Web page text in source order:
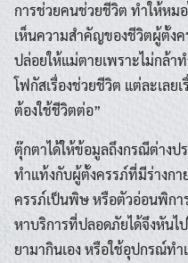
การช่วยคนช่วยชีวิต ทำให้หม
เห็นความสำคัญของชีวิตผู้ตั้ง
ปล่อยให้แม่ตายเพราะไม่กล้า
โฟกัสเรื่องช่วยชีวิต แต่ละเลย
ต้องใช้ชีวิตต่อ”
ตุ๊กตาได้ให้ข้อมูลถึงกรณีต่างป
ทำแท้งกับผู้ตั้งครรภ์ที่มีร่างกา
ครรภ์เป็นพิษ หรือตัวอ่อนพิกา
หาบริการที่ปลอดภัยได้จึงหันไ
ยามากินเอง หรือใช้อุปกรณ์ท